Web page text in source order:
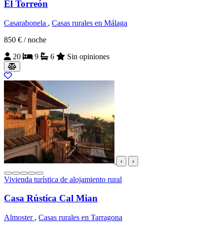
El Torreón
Casarabonela , Casas rurales en Málaga
850 € / noche
20
9 6 Sin opiniones
‹ ›
Vivienda turística de alojamiento rural
Casa Rústica Cal Mian
Almoster , Casas rurales en Tarragona